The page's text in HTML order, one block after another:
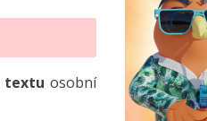
textu osobní